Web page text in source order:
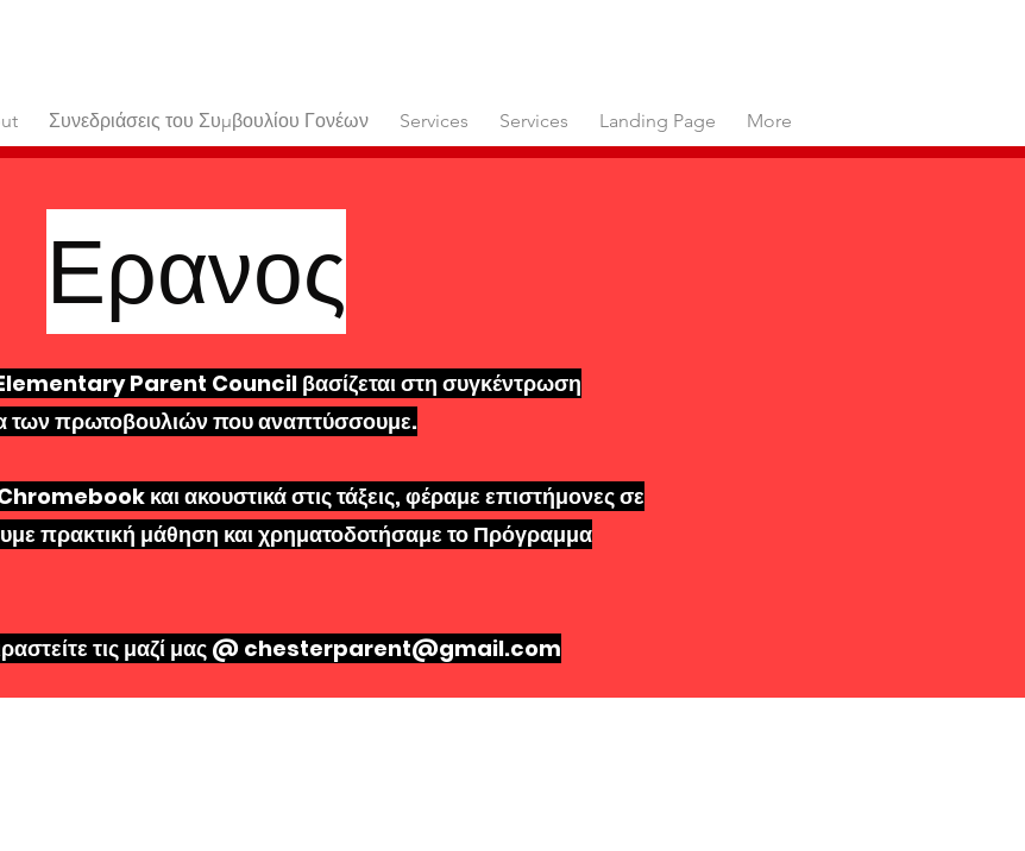
Συνεδριάσεις του Συμβουλίου Γονέων Services Services Landing Page More
συγκέντρωση
Ερανος
Parent Council βασίζεται στη συγκέντρωση
των πρωτοβουλιών που αναπτύσσουμε.
και ακουστικά στις τάξεις, φέραμε επιστήμονες σε
πρακτική μάθηση και χρηματοδοτήσαμε το Πρόγραμμα
τις μαζί μας @ chesterparent@gmail.com